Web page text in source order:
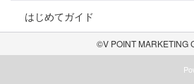
はじめてガイド
©V POINT MARKETING